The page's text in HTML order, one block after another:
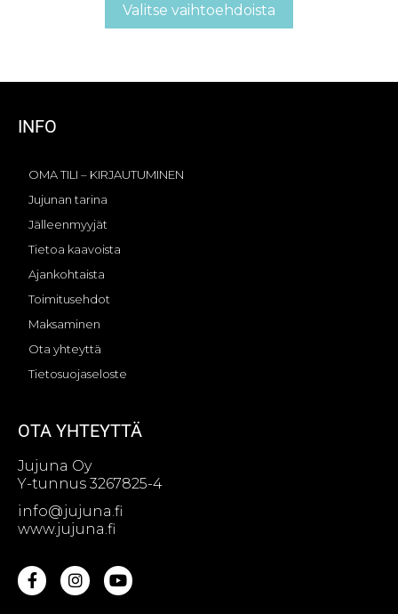
Valitse vaihtoehdoista
INFO
OMA TILI – KIRJAUTUMINEN
Jujunan tarina
Jälleenmyyjät
Tietoa kaavoista
Ajankohtaista
Toimitusehdot
Maksaminen
Ota yhteyttä
Tietosuojaseloste
OTA YHTEYTTÄ
Jujuna Oy
Y-tunnus 3267825-4
info@jujuna.fi
www.jujuna.fi